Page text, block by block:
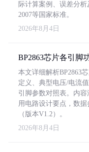
际计算案例、误差分
2007等国家标准。
2026年8月4日
BP2863芯片各引脚
本文详细解析BP2863
定义、典型电压/电流
引脚参数对照表。内
用电路设计要点，数
（版本V1.2）。
2026年8月4日